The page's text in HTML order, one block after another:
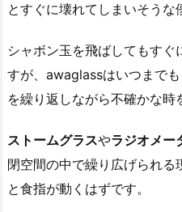
とすぐに壊れてしまいそうな
シャボン玉を飛ばしてもすぐ
すが、awaglassはいつまで
を繰り返しながら不確かな時
ストームグラスやラジオメー
閉空間の中で繰り広げられる
と食指が動くはずです。